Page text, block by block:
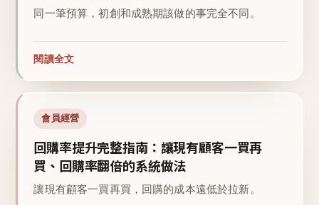
同一筆預算，初創和成熟期該做的事完全不同。
閱讀全文
會員經營
回購率提升完整指南：讓現有顧客一買再
買、回購率翻倍的系統做法
讓現有顧客一買再買，回購的成本遠低於拉新。